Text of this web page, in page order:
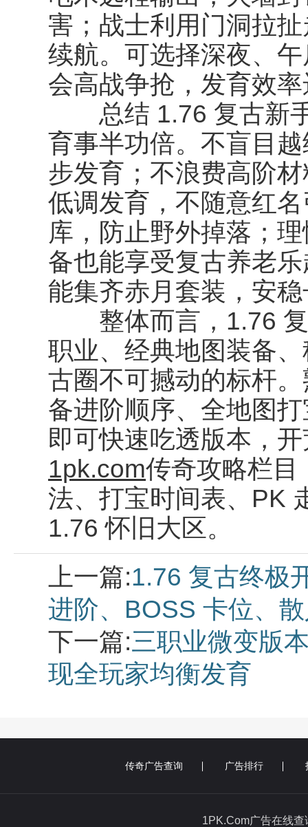
害；战士利用门洞拉
续航。可选择深夜、
会高战争抢，发育效
总结 1.76 复古新手
育事半功倍。不盲目
步发育；不浪费高阶
低调发育，不随意红
库，防止野外掉落；
备也能享受复古养老
能集齐赤月套装，安
整体而言，1.76 复
职业、经典地图装备
古圈不可撼动的标杆
备进阶顺序、全地图
即可快速吃透版本，
1pk.com传奇攻略栏目
法、打宝时间表、PK
1.76 怀旧大区。
上一篇:1.76 复古终极
进阶、BOSS 卡位、
下一篇:三职业微变版
现全玩家均衡发育
传奇广告查询 广告排行
1PK.Com广告在